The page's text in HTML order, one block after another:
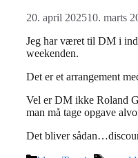
20. april 202510. marts
Jeg har været til DM i
weekenden.
Det er et arrangement
Vel er DM ikke Roland
man må tage opgave
Det bliver